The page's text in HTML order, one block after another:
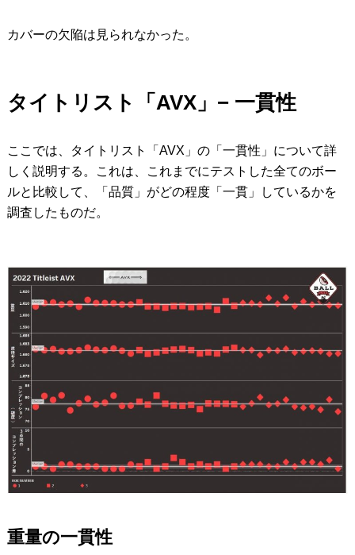
カバーの欠陥は見られなかった。
タイトリスト「AVX」− 一貫性
ここでは、タイトリスト「AVX」の「一貫性」について詳
しく説明する。これは、これまでにテストした全てのボー
ルと比較して、「品質」がどの程度「一貫」しているかを
調査したものだ。
重量の一貫性